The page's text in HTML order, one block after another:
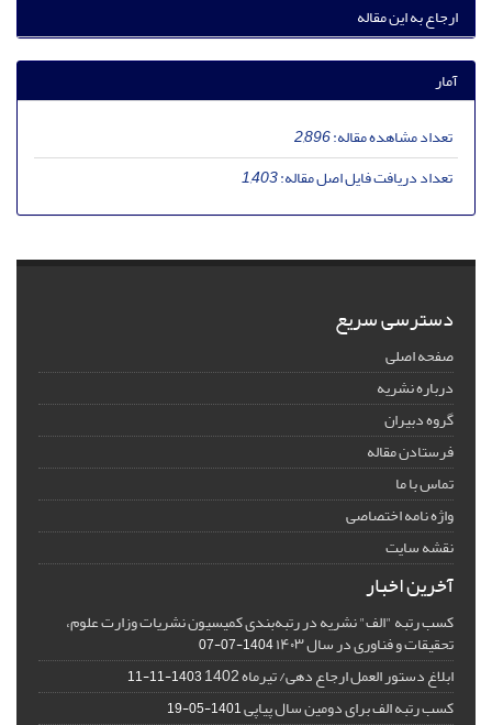
ارجاع به این مقاله
آمار
تعداد مشاهده مقاله:2,896
تعداد دریافت فایل اصل مقاله:1,403
دسترسی سریع
صفحه اصلی
درباره نشریه
گروه دبیران
فرستادن مقاله
تماس با ما
واژه نامه اختصاصی
نقشه سایت
آخرین اخبار
کسب رتبه "الف" نشریه در رتبه‌بندی کمیسیون نشریات وزارت علوم،
تحقیقات و فناوری در سال ۱۴۰۳ 1404-07-07
ابلاغ دستور العمل ارجاع دهی/ تیرماه 1402 1403-11-11
کسب رتبه الف برای دومین سال پیاپی1401-05-19